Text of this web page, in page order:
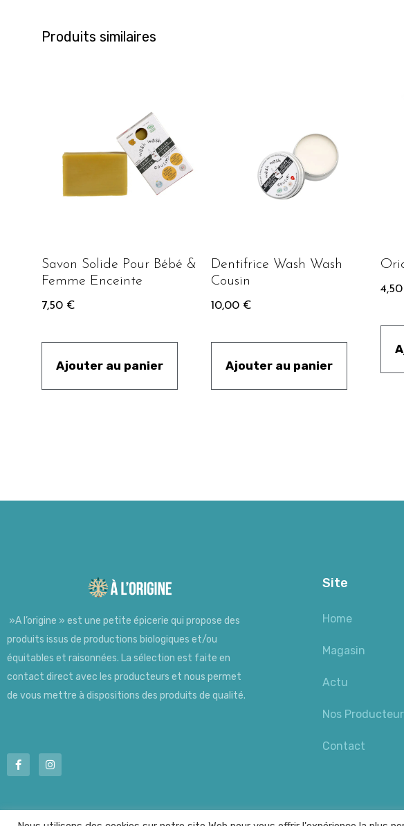
Produits similaires
Savon Solide Pour Bébé &
Femme Enceinte
7,50 €
Ajouter au panier
Dentifrice Wash Wash
Cousin
10,00 €
Ajouter au panier
4,50
»A l’origine » est une petite épicerie qui propose des
produits issus de productions biologiques et/ou
équitables et raisonnées. La sélection est faite en
contact direct avec les producteurs et nous permet
de vous mettre à dispositions des produits de qualité.
Site
Home
Magasin
Actu
Nos
Contact